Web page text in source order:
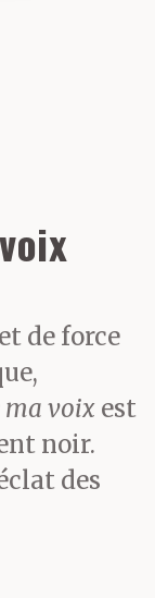
de force
ma voix est
noir.
des